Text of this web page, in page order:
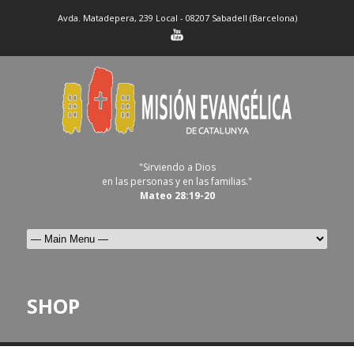
Avda. Matadepera, 239 Local - 08207 Sabadell (Barcelona)
"Sirviendo a Dios
en las personas y en las familias."
Mateo 28:19-20
SHOP